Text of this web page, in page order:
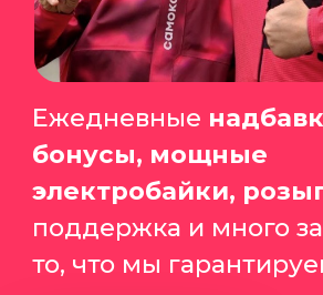
Даже если:
+ ты не наш партнёр
+ вы в разных городах
за каждого!
25 000₽
Приводи своих и получи